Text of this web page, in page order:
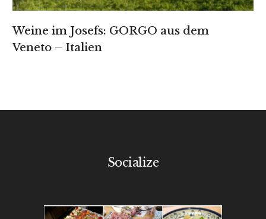
Weine im Josefs: GORGO aus dem
Veneto – Italien
Socialize